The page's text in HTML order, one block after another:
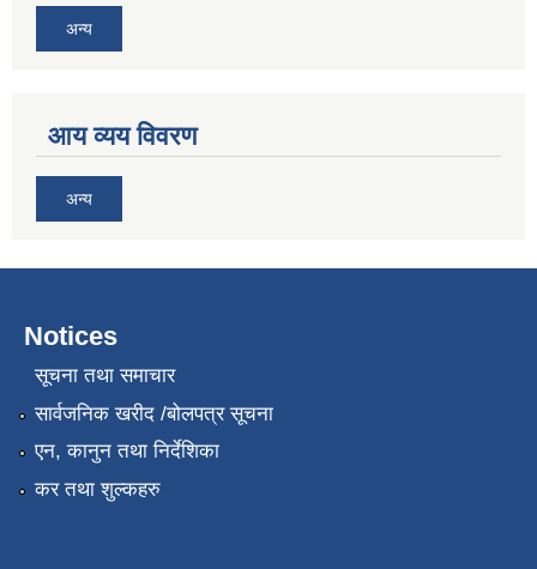
अन्य
आय व्यय विवरण
अन्य
Notices
सूचना तथा समाचार
सार्वजनिक खरीद /बोलपत्र सूचना
एन, कानुन तथा निर्देशिका
कर तथा शुल्कहरु